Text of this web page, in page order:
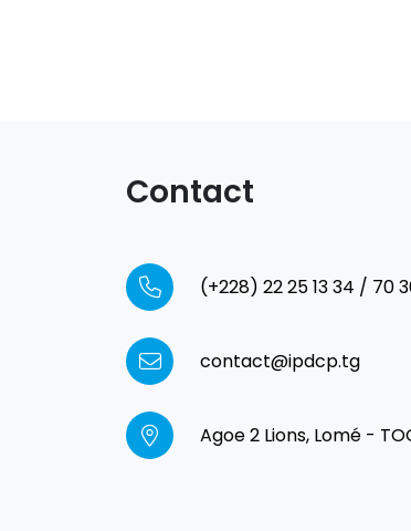
Contact
(+228) 22 25 13 34 / 70
contact@ipdcp.tg
Agoe 2 Lions, Lomé -